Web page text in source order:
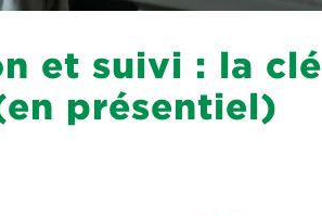
et suivi : la clé
présentiel)